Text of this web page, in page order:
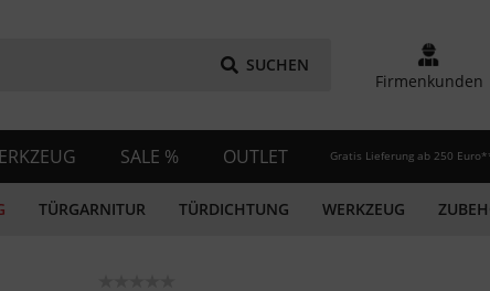
SUCHEN
Firmenkunden
TÜRGARNITUR TÜRDICHTUNG WERKZEUG
SALE % OUTLET Gratis Lieferung ab 250